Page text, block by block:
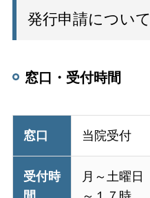
発行申請について
窓口・受付時間
窓口 当院受付
受付時
月～土曜